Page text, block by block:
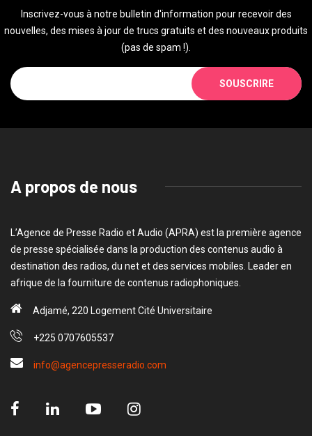
Inscrivez-vous à notre bulletin d'information pour recevoir des
nouvelles, des mises à jour de trucs gratuits et des nouveaux produits
(pas de spam !).
SOUSCRIRE
A propos de nous
L’Agence de Presse Radio et Audio (APRA) est la première agence
de presse spécialisée dans la production des contenus audio à
destination des radios, du net et des services mobiles. Leader en
afrique de la fourniture de contenus radiophoniques.
Adjamé, 220 Logement Cité Universitaire
+225 0707605537
info@agencepresseradio.com